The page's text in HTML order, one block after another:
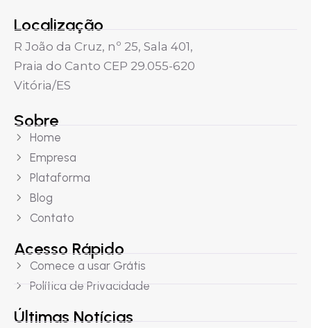
Localização
R João da Cruz, nº 25, Sala 401,
Praia do Canto CEP 29.055-620
Vitória/ES
Sobre
Home
Empresa
Plataforma
Blog
Contato
Acesso Rápido
Comece a usar Grátis
Política de Privacidade
Últimas Notícias